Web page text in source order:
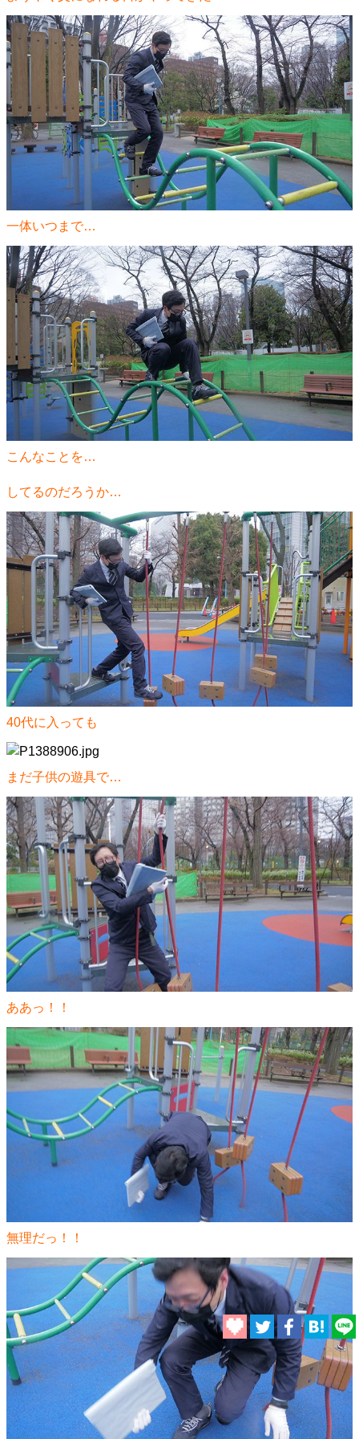
一体いつまで…
こんなことを…
してるのだろうか…
40代に入っても
まだ子供の遊具で…
ああっ！！
無理だっ！！